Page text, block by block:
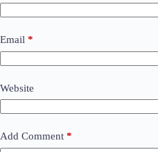
Email *
Website
Add Comment *